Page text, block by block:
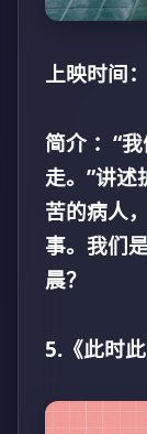
上映时间
简介 ：“
走。”讲述
苦的病人
事。我们
晨？
5.《此时此